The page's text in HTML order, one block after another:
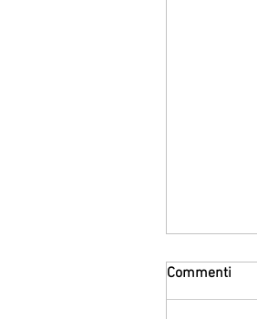
Commenti